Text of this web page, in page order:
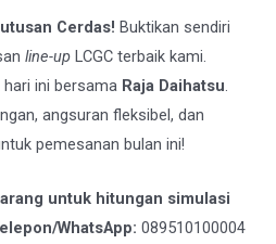
Cerdas! Buktikan sendiri
line-upLCGC terbaik kami.
hari ini bersama Raja Daihatsu
angsuran fleksibel, dan
pemesanan bulan ini!
untuk hitungan simulasi
WhatsApp: 089510100004